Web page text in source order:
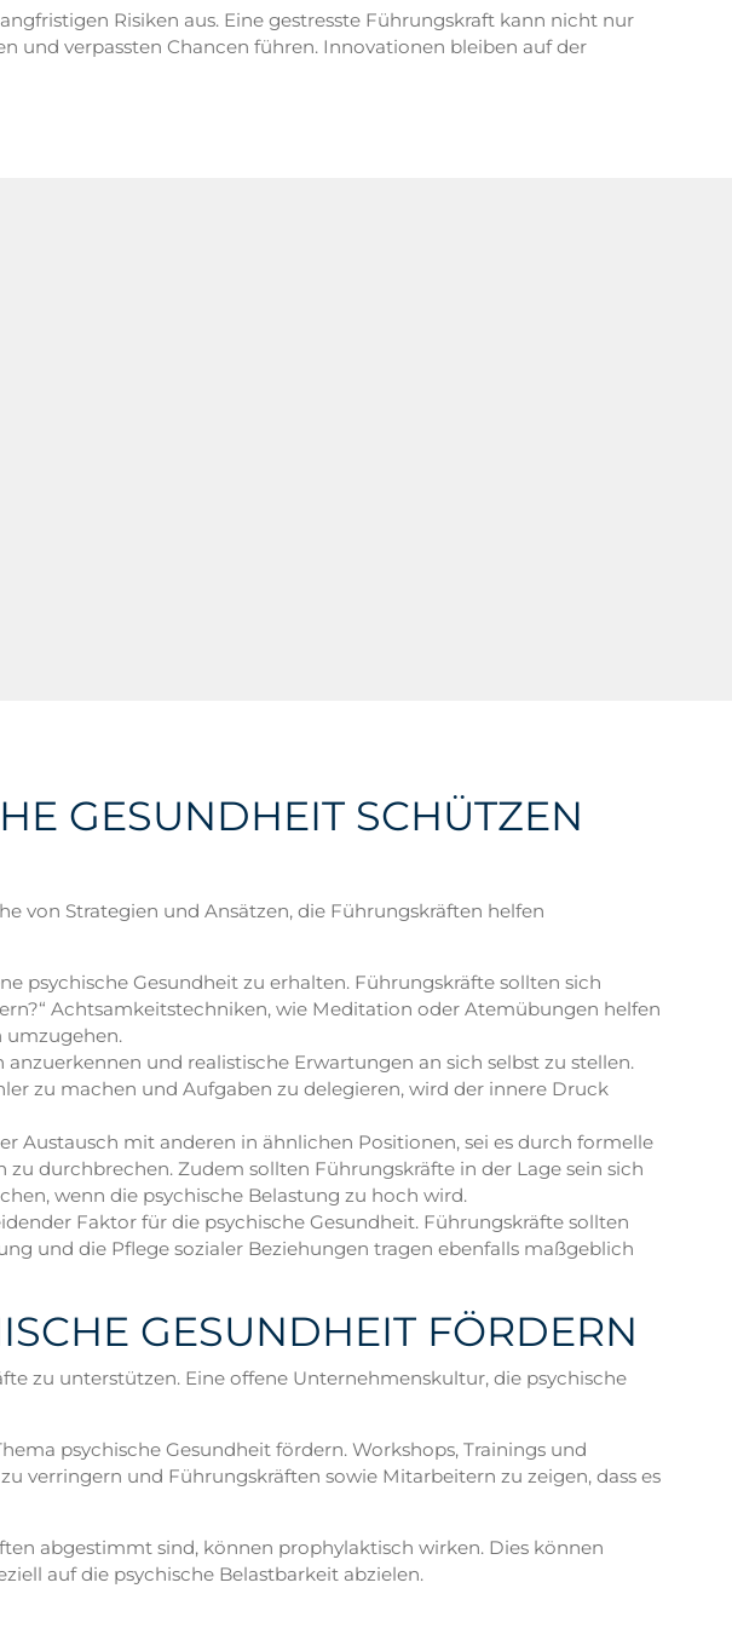
Risiken aus. Eine gestresste Führungskraft kann nicht nur
und verpassten Chancen führen. Innovationen bleiben auf der
GESUNDHEIT SCHÜTZEN
von Strategien und Ansätzen, die Führungskräften helfen
psychische Gesundheit zu erhalten. Führungskräfte sollten sich
Achtsamkeitstechniken, wie Meditation oder Atemübungen helfen
umzugehen.
und realistische Erwartungen an sich selbst zu stellen.
zu machen und Aufgaben zu delegieren, wird der innere Druck
Austausch mit anderen in ähnlichen Positionen, sei es durch formelle
durchbrechen. Zudem sollten Führungskräfte in der Lage sein sich
wenn die psychische Belastung zu hoch wird.
Faktor für die psychische Gesundheit. Führungskräfte sollten
und die Pflege sozialer Beziehungen tragen ebenfalls maßgeblich
GESUNDHEIT FÖRDERN
zu unterstützen. Eine offene Unternehmenskultur, die psychische
psychische Gesundheit fördern. Workshops, Trainings und
verringern und Führungskräften sowie Mitarbeitern zu zeigen, dass es
abgestimmt sind, können prophylaktisch wirken. Dies können
auf die psychische Belastbarkeit abzielen.